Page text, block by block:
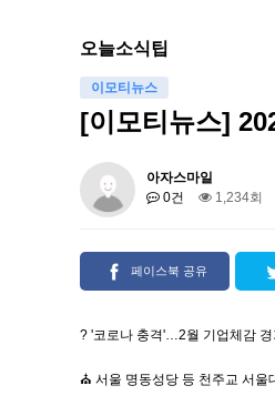
오늘소식팁
이모티뉴스
[이모티뉴스]
아자스마일
0건
1,234회
페이스북 공유
? '코로나 충격'…2월 기업체감
⛪ 서울 명동성당 등 천주교 서